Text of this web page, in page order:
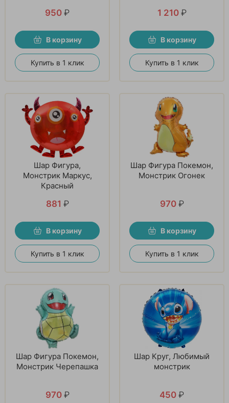
950 ₽
В корзину
Купить в 1 клик
1 210 ₽
В корзину
Купить в 1 клик
Шар Фигура,
Монстрик Маркус,
Красный
881 ₽
В корзину
Купить в 1 клик
Шар Фигура Покемон,
Монстрик Огонек
970 ₽
В корзину
Купить в 1 клик
Шар Фигура Покемон,
Монстрик Черепашка
970 ₽
Шар Круг, Любимый
монстрик
450 ₽